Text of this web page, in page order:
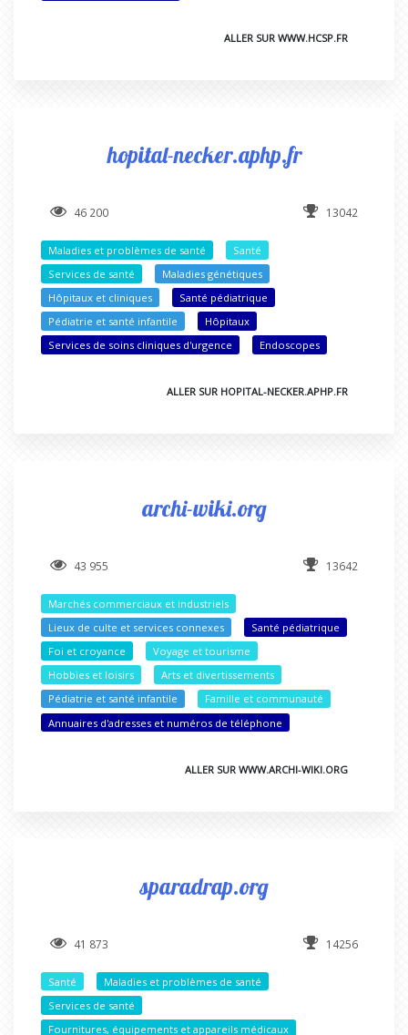
ALLER SUR WWW.HCSP.FR
hopital-necker.aphp.fr
46 200 13042
Maladies et problèmes de santé
Santé
Services de santé
Maladies génétiques
Hôpitaux et cliniques
Santé pédiatrique
Pédiatrie et santé infantile
Hôpitaux
Services de soins cliniques d'urgence
Endoscopes
ALLER SUR HOPITAL-NECKER.APHP.FR
archi-wiki.org
43 955 13642
Marchés commerciaux et industriels
Lieux de culte et services connexes
Santé pédiatrique
Foi et croyance
Voyage et tourisme
Hobbies et loisirs
Arts et divertissements
Pédiatrie et santé infantile
Famille et communauté
Annuaires d'adresses et numéros de téléphone
ALLER SUR WWW.ARCHI-WIKI.ORG
sparadrap.org
41 873 14256
Santé
Maladies et problèmes de santé
Services de santé
Fournitures, équipements et appareils médicaux